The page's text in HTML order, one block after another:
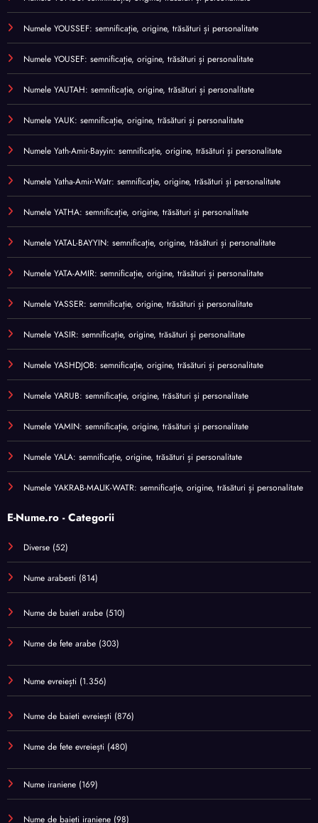
Numele YOUSSEF: semnificație, origine, trăsături și personalitate
Numele YOUSEF: semnificație, origine, trăsături și personalitate
Numele YAUTAH: semnificație, origine, trăsături și personalitate
Numele YAUK: semnificație, origine, trăsături și personalitate
Numele Yath-Amir-Bayyin: semnificație, origine, trăsături și personalitate
Numele Yatha-Amir-Watr: semnificație, origine, trăsături și personalitate
Numele YATHA: semnificație, origine, trăsături și personalitate
Numele YATAL-BAYYIN: semnificație, origine, trăsături și personalitate
Numele YATA-AMIR: semnificație, origine, trăsături și personalitate
Numele YASSER: semnificație, origine, trăsături și personalitate
Numele YASIR: semnificație, origine, trăsături și personalitate
Numele YASHDJOB: semnificație, origine, trăsături și personalitate
Numele YARUB: semnificație, origine, trăsături și personalitate
Numele YAMIN: semnificație, origine, trăsături și personalitate
Numele YALA: semnificație, origine, trăsături și personalitate
Numele YAKRAB-MALIK-WATR: semnificație, origine, trăsături și personalitate
E-Nume.ro - Categorii
Diverse (52)
Nume arabesti (814)
Nume de baieti arabe (510)
Nume de fete arabe (303)
Nume evreiești (1.356)
Nume de baieti evreiești (876)
Nume de fete evreiești (480)
Nume iraniene (169)
Nume de baieti iraniene (98)